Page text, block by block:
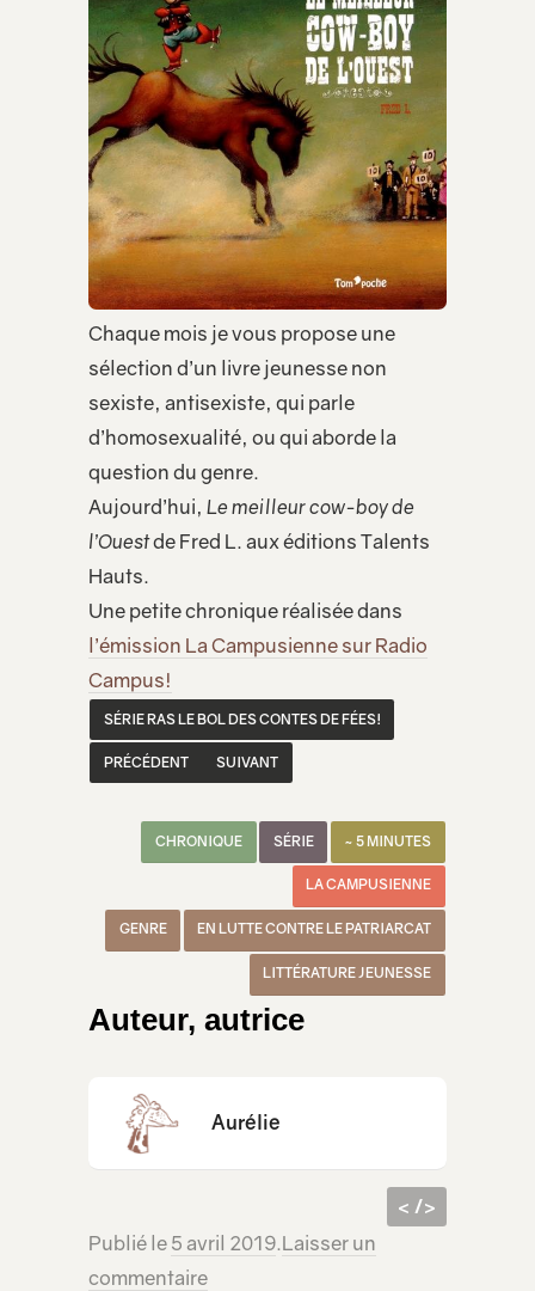
Chaque mois je vous propose une
sélection d’un livre jeunesse non
sexiste, antisexiste, qui parle
d’homosexualité, ou qui aborde la
question du genre.
Aujourd’hui, Le meilleur cow-boy de
l’Ouestde Fred L. aux éditions Talents
Hauts.
Une petite chronique réalisée dans
l’émission La Campusienne sur Radio
Campus!
SÉRIE RAS LE BOL DES CONTES DE FÉES!
PRÉCÉDENT SUIVANT
~ 5 MINUTES
SÉRIE
CHRONIQUE
LA CAMPUSIENNE
EN LUTTE CONTRE LE PATRIARCAT
GENRE
LITTÉRATURE JEUNESSE
Auteur, autrice
Aurélie
< />
Publié le 5 avril 2019.Laisser un
commentaire